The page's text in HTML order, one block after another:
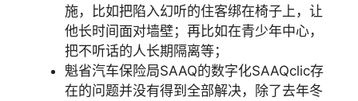
施，比如把陷入幻听的住客绑在椅子上，让
他长时间面对墙壁；再比如在青少年中心，
把不听话的人长期隔离等；
魁省汽车保险局SAAQ的数字化SAAQclic存
在的问题并没有得到全部解决，除了去年冬